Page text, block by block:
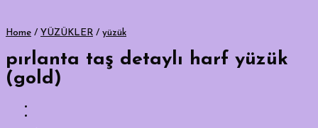
Home / YÜZÜKLER / yüzük
pırlanta taş detaylı harf yüzük
(gold)